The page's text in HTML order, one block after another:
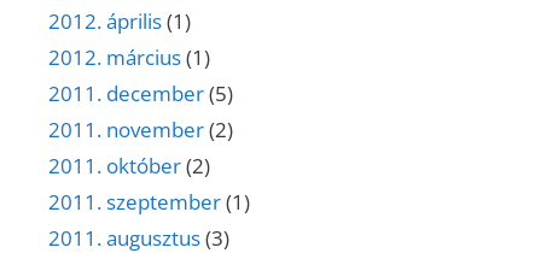
2012. április(1)
2012. március(1)
2011. december(5)
2011. november(2)
2011. október(2)
2011. szeptember(1)
2011. augusztus(3)